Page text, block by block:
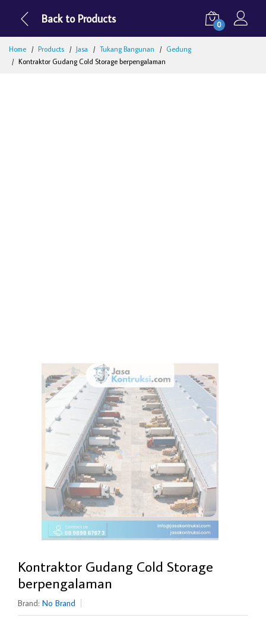
Back to Products 0
Home Products Jasa Tukang Bangunan
Gedung
Kontraktor Gudang Cold Storage berpengalaman
Kontraktor Gudang Cold Storage
berpengalaman
Brand: No Brand